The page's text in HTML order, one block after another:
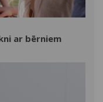
ar bērniem